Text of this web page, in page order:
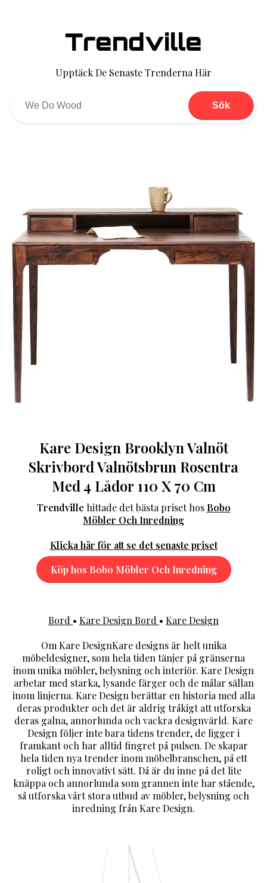
Trendville
Upptäck De Senaste Trenderna Här
Sök
Kare Design Brooklyn Valnöt
Skrivbord Valnötsbrun Rosentra
Med 4 Lådor 110 X 70 Cm
Trendville hittade det bästa priset hos Bobo
Möbler Och Inredning
Klicka här för att se det senaste priset
Köp hos Bobo Möbler Och Inredning
Bord • Kare Design Bord • Kare Design
Om Kare DesignKare designs är helt unika
möbeldesigner, som hela tiden tänjer på gränserna
inom unika möbler, belysning och interiör. Kare Design
arbetar med starka, lysande färger och de målar sällan
inom linjerna. Kare Design berättar en historia med alla
deras produkter och det är aldrig tråkigt att utforska
deras galna, annorlunda och vackra designvärld. Kare
Design följer inte bara tidens trender, de ligger i
framkant och har alltid fingret på pulsen. De skapar
hela tiden nya trender inom möbelbranschen, på ett
roligt och innovativt sätt. Då är du inne på det lite
knäppa och annorlunda som grannen inte har stående,
så utforska vårt stora utbud av möbler, belysning och
inredning från Kare Design.